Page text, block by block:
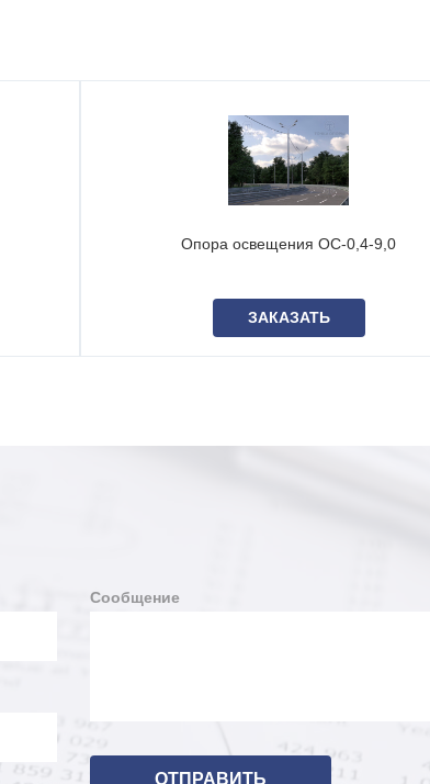
Опора освещения ОС-0,4-9,0
ЗАКАЗАТЬ
Сообщение